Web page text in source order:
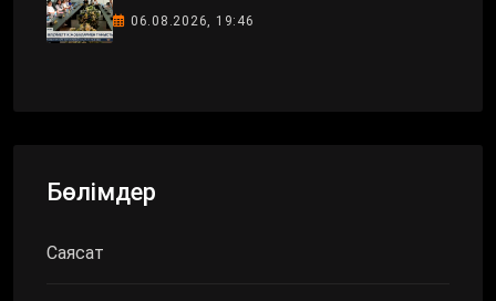
06.08.2026, 19:46
Бөлімдер
Саясат